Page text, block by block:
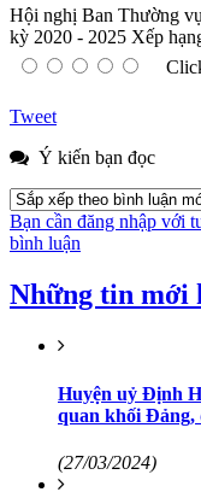
Hội nghị Ban Thường
kỳ 2020 - 2025 Xếp
Tweet
Ý kiến bạn đọc
Bạn cần đăng nhập với
bình luận
Những tin mới
Huyện uỷ Định
quan khối Đảng,
(27/03/2024)